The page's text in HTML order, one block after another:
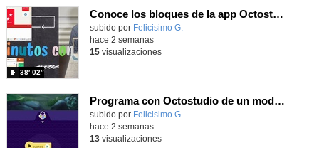
Conoce los bloques de la app Octostudio, gratuito, offline y para tu tablet y móvil - Contenido educativo
Contenido educativo.
subido por Felicisimo G.
38′ 02″
hace 2 semanas
15visualizaciones
Programa con Octostudio de un modo sencillo, offline y gratuito
Contenido educativo.
subido por Felicisimo G.
hace 2 semanas
13visualizaciones